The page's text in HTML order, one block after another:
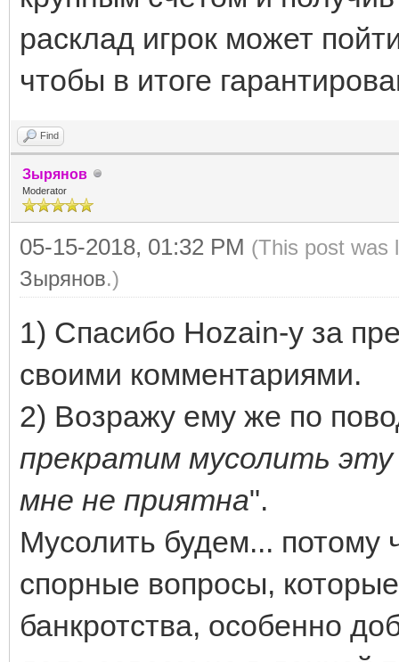
расклад игрок может
чтобы в итоге
Find
Зырянов
Moderator
05-15-2018, 01:32 PM (This post was
Зырянов.)
1) Спасибо Hozain-у за
своими комментариями.
2) Возражу ему же по
прекратим мусолить
мне не приятна".
Мусолить будем... потому
спорные вопросы,
банкротства, особенно